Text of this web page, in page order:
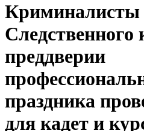
Криминалисты
Следственного
преддверии
праздника
для кадет и